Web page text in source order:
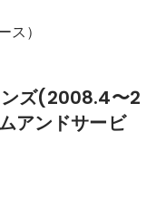
ス）
ズ(2008.4〜2
アンドサービ